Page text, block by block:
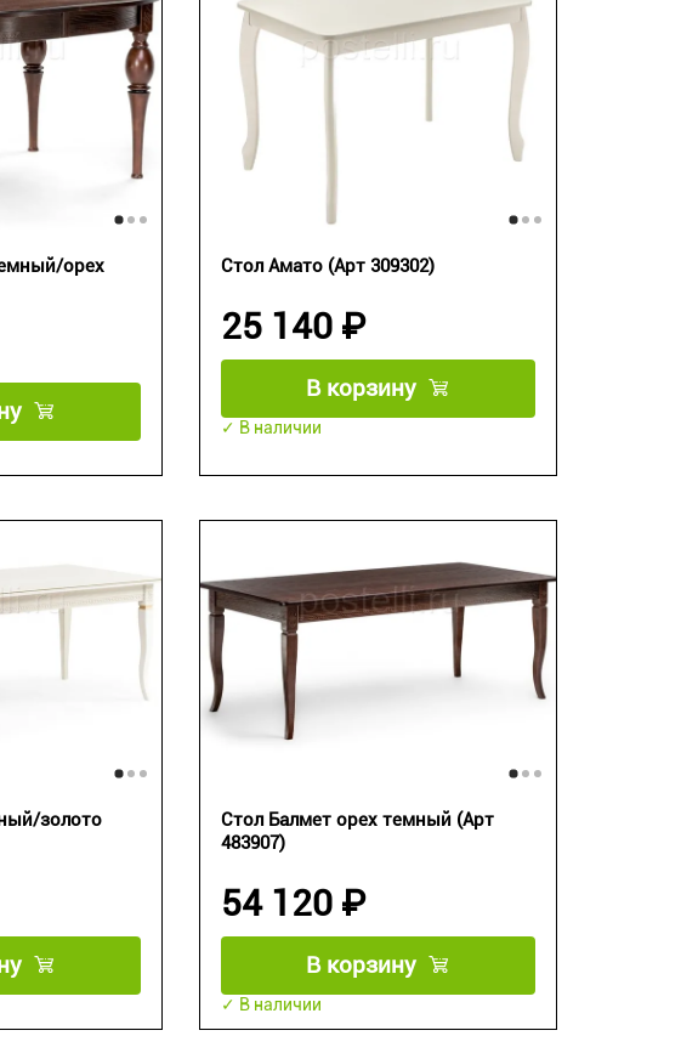
орех
Стол Амато (Арт 309302)
25 140 ₽
В корзину
✓ В наличии
золото
Стол Балмет орех темный (Арт
483907)
54 120 ₽
В корзину
✓ В наличии